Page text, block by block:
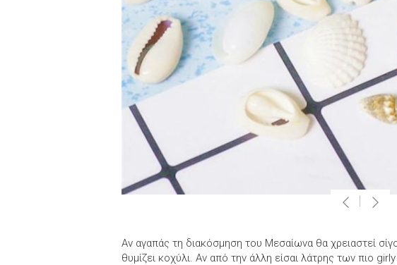
Αν αγαπάς τη διακόσμηση του Μεσαίωνα θα χρειαστεί
θυμίζει κοχύλι. Αν από την άλλη είσαι λάτρης των πιο